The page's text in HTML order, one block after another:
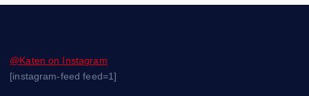
@Katen on Instagram
[instagram-feed feed=1]